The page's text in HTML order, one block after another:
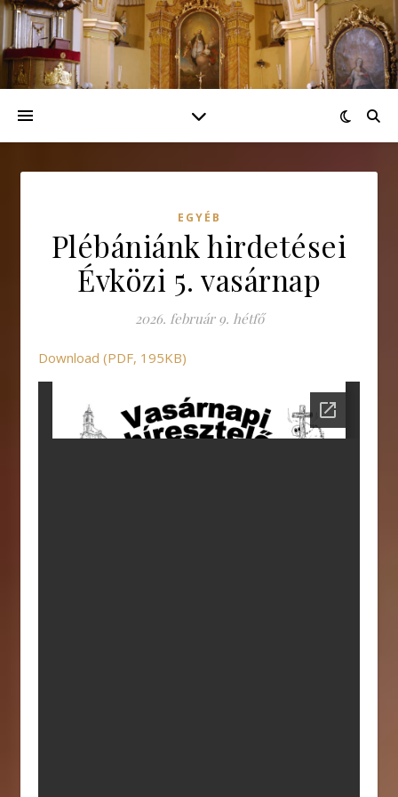
EGYÉB
Plébániánk hirdetései
Évközi 5. vasárnap
2026. február 9. hétfő
Download (PDF, 195KB)